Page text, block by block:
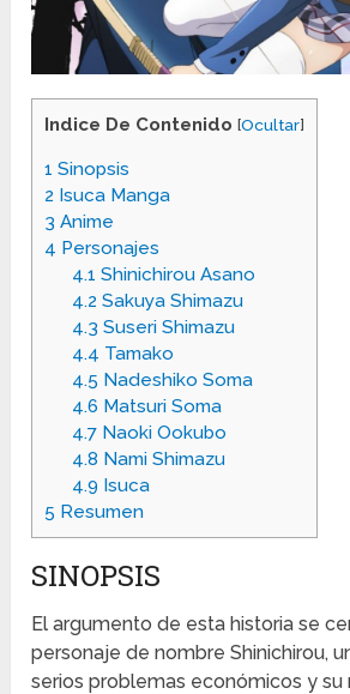
Indice De Contenido [Ocultar]
1 Sinopsis
2 Isuca Manga
3 Anime
4 Personajes
4.1 Shinichirou Asano
4.2 Sakuya Shimazu
4.3 Suseri Shimazu
4.4 Tamako
4.5 Nadeshiko Soma
4.6 Matsuri Soma
4.7Naoki Ookubo
4.8 Nami Shimazu
4.9 Isuca
5 Resumen
SINOPSIS
El argumento de esta historia se
personaje de nombre Shinichirou,
serios problemas económicos y su